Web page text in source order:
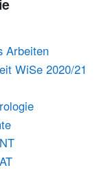
Arbeiten
WiSe 2020/21